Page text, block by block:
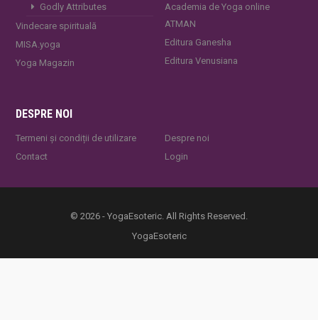
Godly Attributes
Vindecare spirituală
MISA.yoga
Yoga Magazin
Academia de Yoga online
ATMAN
Editura Ganesha
Editura Venusiana
DESPRE NOI
Termeni și condiții de utilizare
Contact
Despre noi
Login
© 2026 - YogaEsoteric. All Rights Reserved.
YogaEsoteric